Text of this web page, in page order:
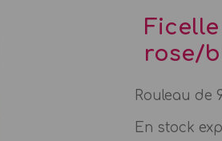
Ficelle
rose/
Rouleau de
En stock